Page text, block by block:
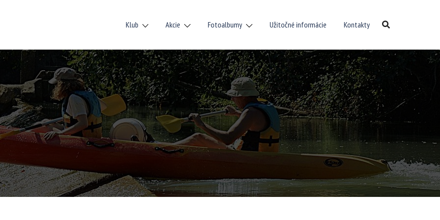
Klub Akcie Fotoalbumy Užitočné informácie Kontakty